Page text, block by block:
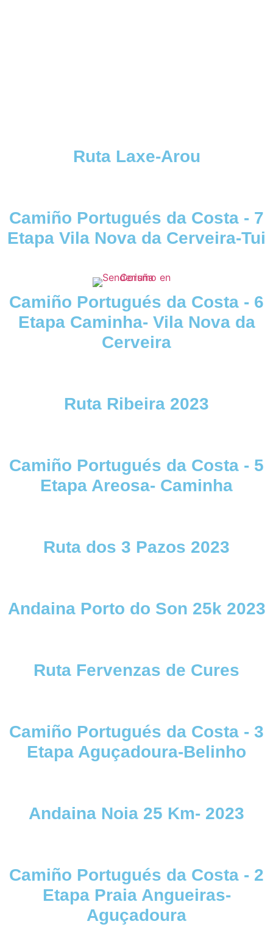
Ruta Laxe-Arou
Camiño Portugués da Costa - 7
Etapa Vila Nova da Cerveira-Tui
Camiño Portugués da Costa - 6
Etapa Caminha- Vila Nova da
Cerveira
Ruta Ribeira 2023
Camiño Portugués da Costa - 5
Etapa Areosa- Caminha
Ruta dos 3 Pazos 2023
Andaina Porto do Son 25k 2023
Ruta Fervenzas de Cures
Camiño Portugués da Costa - 3
Etapa Aguçadoura-Belinho
Andaina Noia 25 Km- 2023
Camiño Portugués da Costa - 2
Etapa Praia Angueiras-
Aguçadoura